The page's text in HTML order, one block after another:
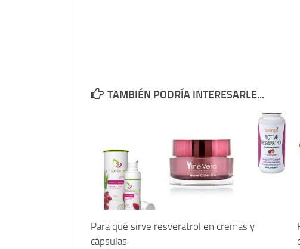
TAMBIÉN PODRÍA INTERESARLE...
Para qué sirve resveratrol en cremas y
cápsulas